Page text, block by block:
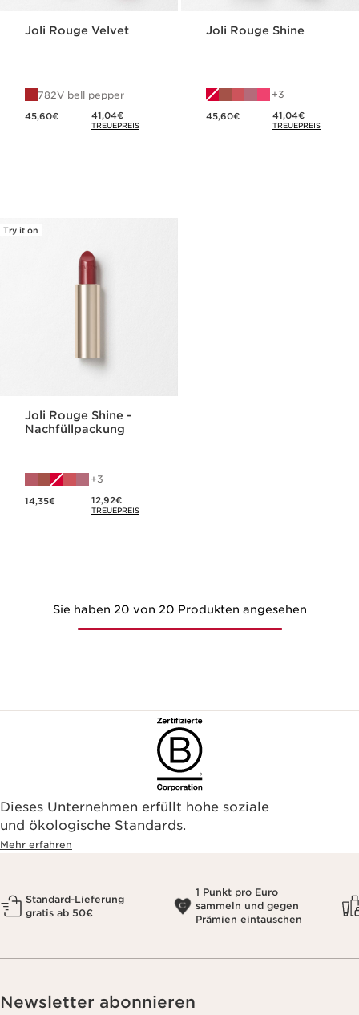
Joli Rouge Velvet
782V bell pepper
45,60€ Mitgliederpreis 41,04€
41,04€
TREUEPREIS
Joli Rouge Shine
3
45,60€ Mitgliederpreis 41,04€
41,04€
TREUEPREIS
Try it on
Joli Rouge Shine -
Nachfüllpackung
3
14,35€ Mitgliederpreis 12,92€
12,92€
TREUEPREIS
Sie haben 20 von 20 Produkten angesehen
Dieses Unternehmen erfüllt hohe soziale
und ökologische Standards.
Mehr erfahren
Standard-Lieferung
gratis ab 50€
1 Punkt pro Euro
sammeln und gegen
Prämien eintauschen
Newsletter abonnieren